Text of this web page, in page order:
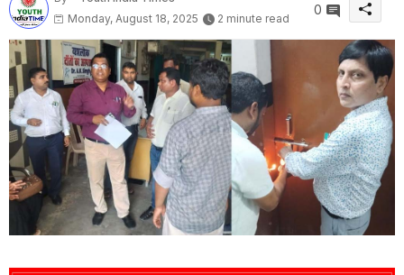
Monday, August 18, 2025
2 minute read
0